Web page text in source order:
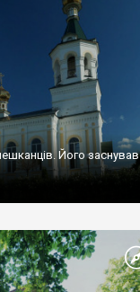
Його заснував